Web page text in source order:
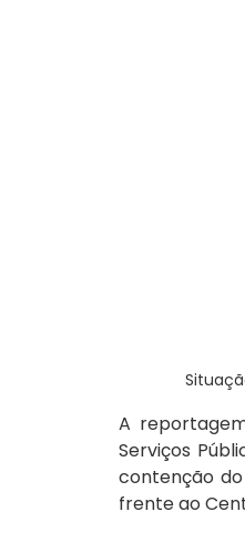
A
Serviços
contenção
frente ao